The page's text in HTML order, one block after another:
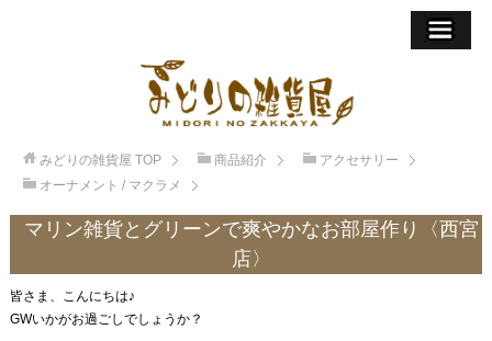
みどりの雑貨屋 TOP 商品紹介
アクセサリー
オーナメント / マクラメ
マリン雑貨とグリーンで爽やかなお部屋作り〈西宮
店〉
皆さま、こんにちは♪
GWいかがお過ごしでしょうか？